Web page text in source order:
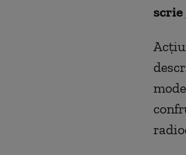
scrie